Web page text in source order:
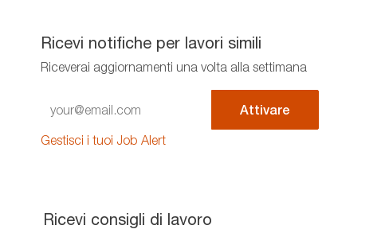
Ricevi notifiche per lavori simili
Riceverai aggiornamenti una volta alla settimana
Email
address
Attivare
Gestisci i tuoi Job Alert
Ricevi consigli di lavoro